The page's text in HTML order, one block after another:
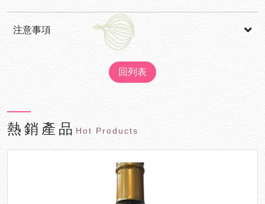
源始於嘉義最道地的正宗雞肉飯風味！ 關鍵獨家油包配料搭配
關鍵獨門醬汁，撒下爆香蔥酥完美結合！ 每一口都讓您的味蕾
規格:一袋內有4包乾拌麵
注意事項
回列表
熱銷產品 Hot Products